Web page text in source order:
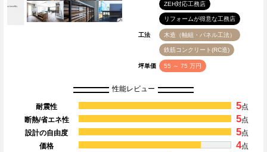
ZEH対応工務店
リフォームが得意な工務店
工法 木造（軸組・パネル工法）
鉄筋コンクリート(RC造)
坪単価 55 ～ 75 万円
性能レビュー
耐震性 5点
断熱/省エネ性
5点
設計の自由度
5点
価格
4点